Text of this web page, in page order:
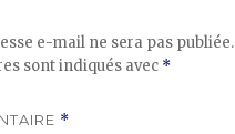
e-mail ne sera pas publiée.
sont indiqués avec *
*